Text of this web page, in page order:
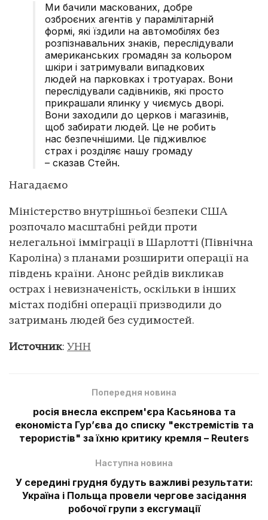
Ми бачили маскованих, добре
озброєних агентів у парамілітарній
формі, які їздили на автомобілях без
розпізнавальних знаків, переслідували
американських громадян за кольором
шкіри і затримували випадкових
людей на парковках і тротуарах. Вони
переслідували садівників, які просто
прикрашали ялинку у чиємусь дворі.
Вони заходили до церков і магазинів,
щоб забирати людей. Це не робить
нас безпечнішими. Це підживлює
страх і розділяє нашу громаду
– сказав Стейн.
Нагадаємо
Міністерство внутрішньої безпеки США
розпочало масштабні рейди проти
нелегальної імміграції в Шарлотті (Північна
Кароліна) з планами розширити операції на
південь країни. Анонс рейдів викликав
острах і невизначеність, оскільки в інших
містах подібні операції призводили до
затримань людей без судимостей.
Источник: УНН
Попередня новина
росія внесла експрем'єра Касьянова та
економіста Гур’єва до списку "екстремістів та
терористів" за їхню критику кремля – Reuters
Наступна новина
У середині грудня будуть важливі результати:
Україна і Польща провели чергове засідання
робочої групи з ексгумації